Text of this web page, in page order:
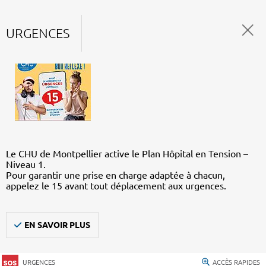
URGENCES
Le CHU de Montpellier active le Plan Hôpital en Tension –
Niveau 1.
Pour garantir une prise en charge adaptée à chacun,
appelez le 15 avant tout déplacement aux urgences.
EN SAVOIR PLUS
URGENCES ACCÈS RAPIDES